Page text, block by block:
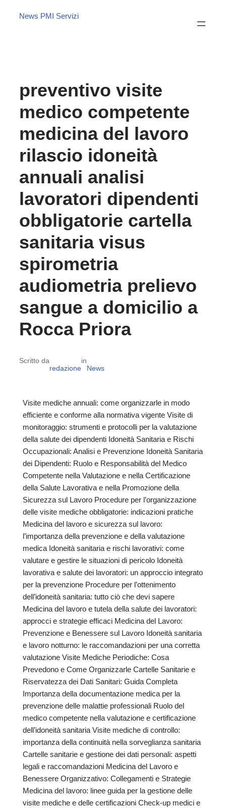
News PMI Servizi
preventivo visite
medico competente
medicina del lavoro
rilascio idoneità
annuali analisi
lavoratori dipendenti
obbligatorie cartella
sanitaria visus
spirometria
audiometria prelievo
sangue a domicilio a
Rocca Priora
Scritto da
redazione
in
News
Visite mediche annuali: come organizzarle in modo
efficiente e conforme alla normativa vigente Visite di
monitoraggio: strumenti e protocolli per la valutazione
della salute dei dipendenti Idoneità Sanitaria e Rischi
Occupazionali: Analisi e Prevenzione Idoneità Sanitaria
dei Dipendenti: Ruolo e Responsabilità del Medico
Competente nella Valutazione e nella Certificazione
della Salute Lavorativa e nella Promozione della
Sicurezza sul Lavoro Procedure per l’organizzazione
delle visite mediche obbligatorie: indicazioni pratiche
Medicina del lavoro e sicurezza sul lavoro:
l’importanza della prevenzione e della valutazione
medica Idoneità sanitaria e rischi lavorativi: come
valutare e gestire le situazioni di pericolo Idoneità
lavorativa e salute dei lavoratori: un approccio integrato
per la prevenzione Procedure per l’ottenimento
dell’idoneità sanitaria: tutto ciò che devi sapere
Medicina del lavoro e tutela della salute dei lavoratori:
approcci e strategie efficaci Medicina del Lavoro:
Prevenzione e Benessere sul Lavoro Idoneità sanitaria
e lavoro notturno: le raccomandazioni per una corretta
valutazione Visite Mediche Periodiche: Cosa
Prevedono e Come Organizzarle Cartelle Sanitarie e
Riservatezza dei Dati Sanitari: Guida Completa
Importanza della documentazione medica per la
prevenzione delle malattie professionali Ruolo del
medico competente nella valutazione e certificazione
dell’idoneità sanitaria Visite mediche di controllo:
importanza della continuità nella sorveglianza sanitaria
Cartelle sanitarie e gestione dei dati personali: aspetti
legali e raccomandazioni Medicina del Lavoro e
Benessere Organizzativo: Collegamenti e Strategie
Medicina del lavoro: linee guida per la gestione delle
visite mediche e delle certificazioni Check-up medici e